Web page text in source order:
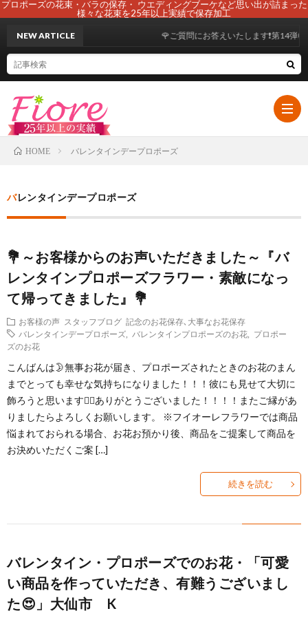
プロポーズの花束・バラの保存・ ウエディングブーケなど思い出が詰まった
様々な花束を25年以上実績で保存加工
初
め
方
へ
ブ
を
内
い
バ
ラ
存
よ
く
る
談
お
ら
せ
客
様
の
へ
NEW ARTICLE 🌹ご質問にお答えいたします❗第14弾😊
HOME バレンタインデープロポーズ
バレンタインデープロポーズ
💐～お客様からのお声いただきました～『バ
レンタインプロポーズフラワー・素敵になっ
て帰ってきました』💐
お客様の声 スタッフブログ 記念のお花保存､大事なお花保存
バレンタインデープロポーズ
バレンタインプロポーズのお花
プロポー
ズのお花
こんばんは🌛無事お花が届き、プロポーズされたときのお花のまん
までとっても幸せな気持ちになりました！！！彼にも見せて大切に
飾ろうと思います🙇‍♀️ありがとうございました！！！！またご縁があ
りましたらよろしくお願いします。 ※フイオーレフラワーでは商品
悩まれておられる場合、お花お預かり後、商品をご提案して商品を
お決めいただくご案 […]
続きを読む
バレンタイン・プロポーズでのお花・「可愛
い商品を作っていただき、有難うございまし
た😍」大仙市 K